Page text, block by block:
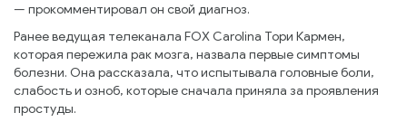
— прокомментировал он свой диагноз.
Ранее ведущая телеканала FOX Carolina Тори Кармен,
которая пережила рак мозга, назвала первые симптомы
болезни. Она рассказала, что испытывала головные боли,
слабость и озноб, которые сначала приняла за проявления
простуды.